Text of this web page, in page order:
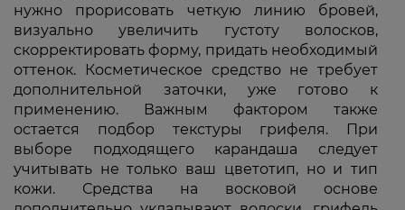
нужно прорисовать четкую линию бровей,
визуально увеличить густоту волосков,
скорректировать форму, придать необходимый
оттенок. Косметическое средство не требует
дополнительной заточки, уже готово к
применению. Важным фактором также
остается подбор текстуры грифеля. При
выборе подходящего карандаша следует
учитывать не только ваш цветотип, но и тип
кожи. Средства на восковой основе